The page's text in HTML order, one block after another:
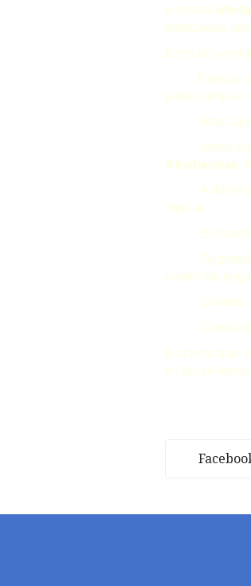
nuestras
objetividad
Entre las
- Fabricación
para cualquier
- Más rapidez
- Mejor precio
Alcobendas,
- A diferencia
limpiar.
- El
- Seguridad.
contra las
- Sistema de
- Coronación
Es cierto que
en las